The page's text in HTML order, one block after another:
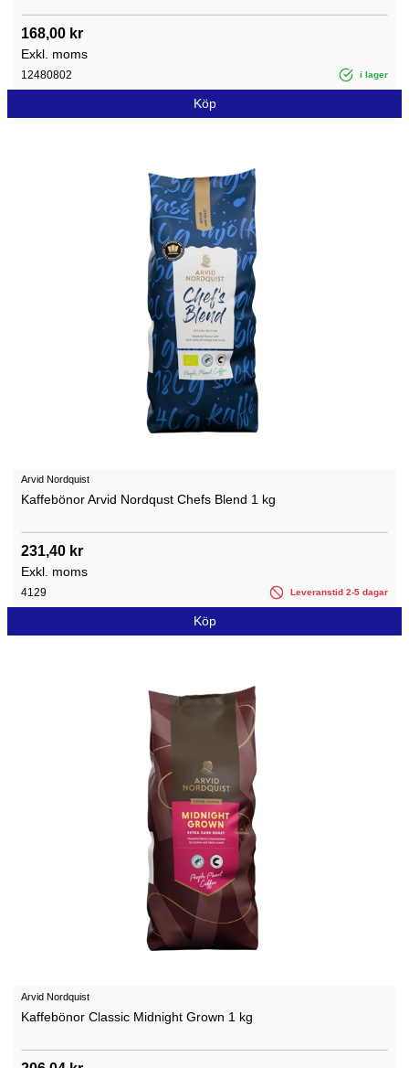
168,00 kr
Exkl. moms
12480802 i lager
Köp
Arvid Nordquist
Kaffebönor Arvid Nordqust Chefs Blend 1 kg
231,40 kr
Exkl. moms
4129 Leveranstid 2-5 dagar
Köp
Arvid Nordquist
Kaffebönor Classic Midnight Grown 1 kg